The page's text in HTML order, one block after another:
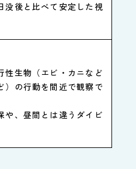
没後と比べて安定した視
性生物（エビ・カニなど
）の行動を間近で観察で
や、昼間とは違うダイビ